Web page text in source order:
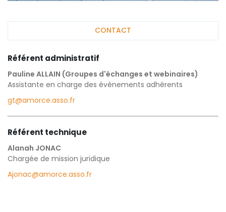
CONTACT
Référent administratif
Pauline ALLAIN (Groupes d'échanges et webinaires)
Assistante en charge des évènements adhérents
gt@amorce.asso.fr
Référent technique
Alanah JONAC
Chargée de mission juridique
Ajonac@amorce.asso.fr